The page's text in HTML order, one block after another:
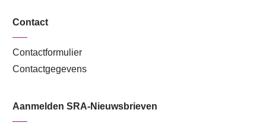
Contact
Contactformulier
Contactgegevens
Aanmelden SRA-Nieuwsbrieven